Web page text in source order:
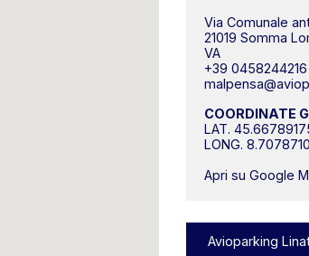
Via Comunale
21019 Somma
VA
+39 0458244216
COORDINATE
LAT.
LONG.
Apri su Google
Avioparking